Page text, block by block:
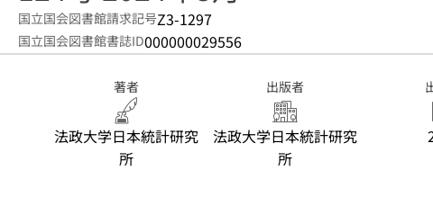
国立国会図書館請求記号Z3-1297
国立国会図書館書誌ID000000029556
著者
法政大学日本統計研究
所
出版者
法政大学日本統計研究
所